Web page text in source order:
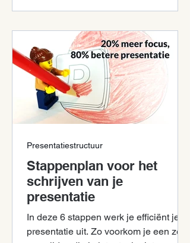
Stappenplan voor het
schrijven van je
presentatie
In deze 6 stappen werk je efficiënt je
presentatie uit. Zo voorkom je een zee
Presentatiestructuur